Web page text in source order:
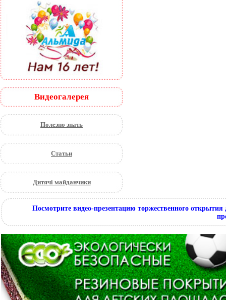
Видеогалерея
Полезно знать
Статьи
Дитячі майданчики
Посмотрите видео-презентацию торжественного